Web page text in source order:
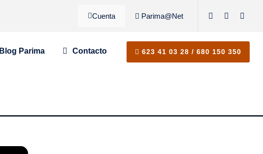
Cuenta Parima@Net
Blog Parima Contacto 623 41 03 28 / 680 150 350